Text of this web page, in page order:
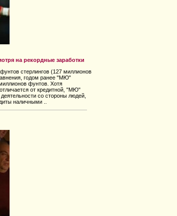
на рекордные заработки
стерлингов (127 миллионов
годом ранее "МЮ"
фунтов. Хотя
от кредитной, "МЮ"
со стороны людей,
наличными ..